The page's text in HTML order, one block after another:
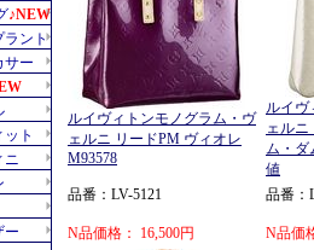
ルイヴィトンモノグラム・ヴ
ェルニ リードPM ヴィオレ
M93578
ルイヴ
ェルニ
ム・ダ
値
品番：LV-5121
N品価格： 16,500円
品番：
N品価